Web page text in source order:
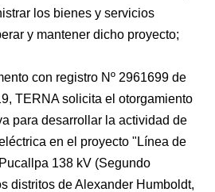
los bienes y servicios
y mantener dicho proyecto;
con registro Nº 2961699 de
TERNA solicita el otorgamiento
para desarrollar la actividad de
en el proyecto "Línea de
138 kV (Segundo
distritos de Alexander Humboldt,